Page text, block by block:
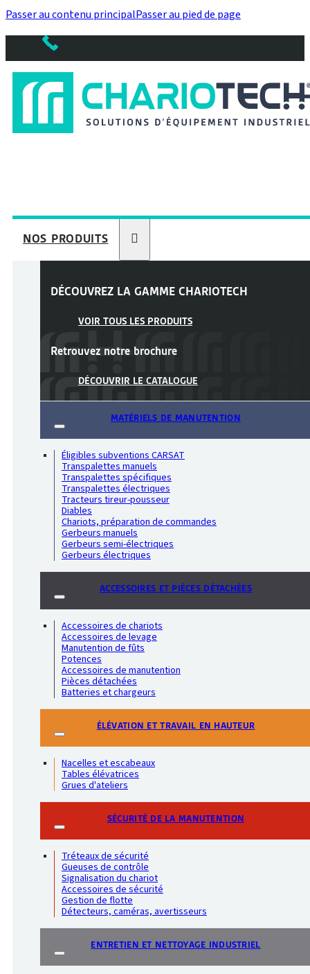
Passer au contenu principalPasser au pied de page
NOS PRODUITS
DÉCOUVREZ LA GAMME CHARIOTECH
VOIR TOUS LES PRODUITS
Retrouvez notre brochure
DÉCOUVRIR LE CATALOGUE
MATÉRIELS DE MANUTENTION
Éligibles subventions CARSAT
Transpalettes manuels
Transpalettes spécifiques
Transpalettes électriques
Tracteurs tireur-pousseur
Diables
Chariots, préparation de commandes
Gerbeurs manuels
Gerbeurs semi-électriques
Gerbeurs électriques
ACCESSOIRES ET PIÈCES DÉTACHÉES
Accessoires de chariots
Accessoires de levage
Manutention de fûts
Potences
Accessoires de manutention
Pièces détachées
Batteries et chargeurs
ÉLÉVATION ET TRAVAIL EN HAUTEUR
Nacelles et escabeaux
Tables élévatrices
Grues d'ateliers
SÉCURITÉ DE LA MANUTENTION
Tréteaux de sécurité
Gueuses de contrôle
Signalisation du chariot
Accessoires de sécurité
Gestion de flotte
Détecteurs, caméras, avertisseurs
ENTRETIEN ET NETTOYAGE INDUSTRIEL